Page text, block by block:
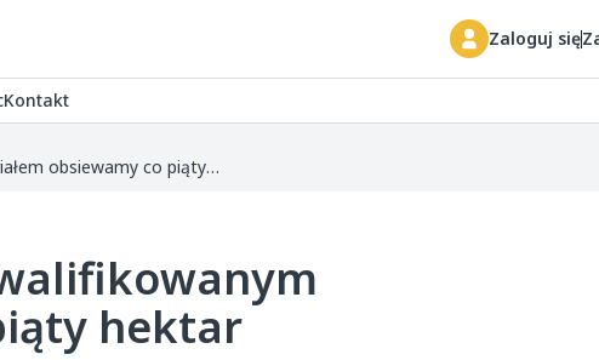
Zaloguj się
Kontakt
Susza weryfikuje zasiewy. Kwalifikowanym materiałem obsiewamy co piąty hektar
hektar